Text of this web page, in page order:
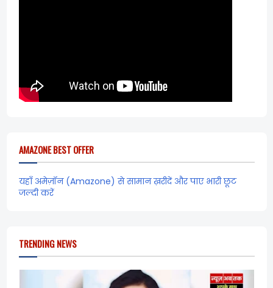
AMAZONE BEST OFFER
यहाँ अमेज़ॉन (Amazone) से सामान ख़रीदें और पाए भारी छूट
जल्दी करें
TRENDING NEWS